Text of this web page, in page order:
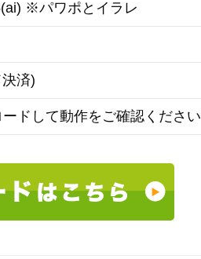
※パワポとイラレ
済)
ドして動作をご確認ください